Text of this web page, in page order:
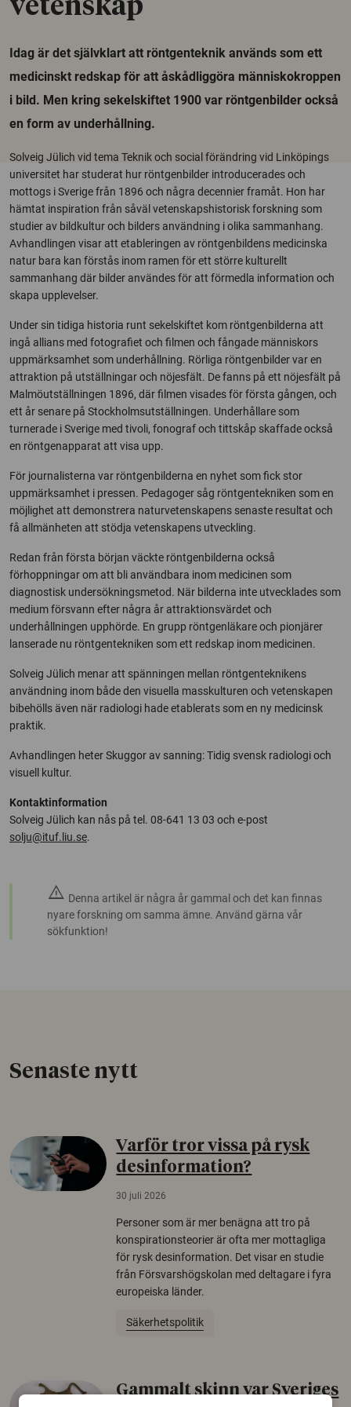
vetenskap
Idag är det självklart att röntgenteknik används som ett
medicinskt redskap för att åskådliggöra människokroppen
i bild. Men kring sekelskiftet 1900 var röntgenbilder också
en form av underhållning.
Solveig Jülich vid tema Teknik och social förändring vid Linköpings
universitet har studerat hur röntgenbilder introducerades och
mottogs i Sverige från 1896 och några decennier framåt. Hon har
hämtat inspiration från såväl vetenskapshistorisk forskning som
studier av bildkultur och bilders användning i olika sammanhang.
Avhandlingen visar att etableringen av röntgenbildens medicinska
natur bara kan förstås inom ramen för ett större kulturellt
sammanhang där bilder användes för att förmedla information och
skapa upplevelser.
Under sin tidiga historia runt sekelskiftet kom röntgenbilderna att
ingå allians med fotografiet och filmen och fångade människors
uppmärksamhet som underhållning. Rörliga röntgenbilder var en
attraktion på utställningar och nöjesfält. De fanns på ett nöjesfält på
Malmöutställningen 1896, där filmen visades för första gången, och
ett år senare på Stockholmsutställningen. Underhållare som
turnerade i Sverige med tivoli, fonograf och tittskåp skaffade också
en röntgenapparat att visa upp.
För journalisterna var röntgenbilderna en nyhet som fick stor
uppmärksamhet i pressen. Pedagoger såg röntgentekniken som en
möjlighet att demonstrera naturvetenskapens senaste resultat och
få allmänheten att stödja vetenskapens utveckling.
Redan från första början väckte röntgenbilderna också
förhoppningar om att bli användbara inom medicinen som
diagnostisk undersökningsmetod. När bilderna inte utvecklades som
medium försvann efter några år attraktionsvärdet och
underhållningen upphörde. En grupp röntgenläkare och pionjärer
lanserade nu röntgentekniken som ett redskap inom medicinen.
Solveig Jülich menar att spänningen mellan röntgenteknikens
användning inom både den visuella masskulturen och vetenskapen
bibehölls även när radiologi hade etablerats som en ny medicinsk
praktik.
Avhandlingen heter Skuggor av sanning: Tidig svensk radiologi och
visuell kultur.
Kontaktinformation
Solveig Jülich kan nås på tel. 08-641 13 03 och e-post
solju@ituf.liu.se.
warning Denna artikel är några år gammal och det kan finnas
nyare forskning om samma ämne. Använd gärna vår
sökfunktion!
Senaste nytt
Varför tror vissa på rysk
desinformation?
30 juli 2026
Personer som är mer benägna att tro på
konspirationsteorier är ofta mer mottagliga
för rysk desinformation. Det visar en studie
från Försvarshögskolan med deltagare i fyra
europeiska länder.
Säkerhetspolitik
Gammalt skinn var Sveriges